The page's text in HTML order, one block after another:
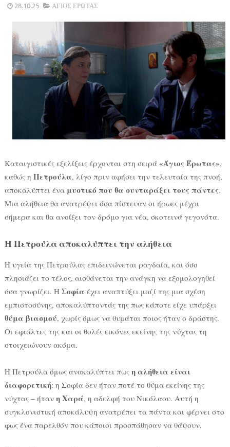
28.10.25 ΑΓΙΟΣ ΕΡΩΤΑΣ
Καταιγιστικές εξελίξεις έρχονται στη σειρά «Άγιος Έρωτας»,
καθώς η Πετρούλα, λίγο πριν αφήσει την τελευταία της πνοή,
αποκαλύπτει ένα μυστικό που θα συνταράξει τους πάντες.
Μια αλήθεια θα ανατρέψει όσα πίστευαν οι ήρωες μέχρι
σήμερα και θα ανοίξει τον δρόμο για νέα, σκοτεινά γεγονότα.
Η Πετρούλα αποκαλύπτει την αλήθεια
Η υγεία της Πετρούλας επιδεινώνεται ραγδαία, και όσο
πλησιάζει το τέλος, αισθάνεται την ανάγκη να εξομολογηθεί
όσα γνωρίζει. Η Σοφία έχει αναπτύξει μαζί της μια σχέση
εμπιστοσύνης, αποκαλύπτοντάς της πως κάποτε είχε υπάρξει
θύμα βιασμού, χωρίς όμως να θυμάται ποιος ήταν ο δράστης.
Οι εφιάλτες της και οι θολές εικόνες εκείνης της νύχτας τη
στοιχειώνουν ακόμα.
Η Πετρούλα όμως ανακαλύπτει πως η αλήθεια είναι
διαφορετική: η Σοφία δεν ήταν ποτέ το θύμα εκείνης της
νύχτας – ήταν η Χαρά, η αδελφή του Νικόλαου. Αυτή η
συγκλονιστική αποκάλυψη ανατρέπει τα πάντα και φέρνει στο
φως ένα παρελθόν που κάποιοι προσπάθησαν να θάψουν.